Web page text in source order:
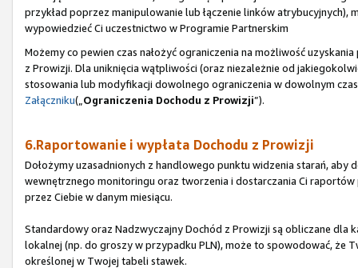
przykład poprzez manipulowanie lub łączenie linków
wypowiedzieć Ci uczestnictwo w Programie Partnerskim
Możemy co pewien czas nałożyć ograniczenia na możliwość
z Prowizji. Dla uniknięcia wątpliwości (oraz niezależnie od
stosowania lub modyfikacji dowolnego ograniczenia w dowolnym
Załączniku(„ Ograniczenia Dochodu z Prowizji”).
6.Raportowanie i wypłata Dochodu z Prowizji
Dołożymy uzasadnionych z handlowego punktu widzenia starań,
wewnętrznego monitoringu oraz tworzenia i dostarczania Ci
przez Ciebie w danym miesiącu.
Standardowy oraz Nadzwyczajny Dochód z Prowizji są obliczane
lokalnej (np. do groszy w przypadku PLN), może to spowodować, że
określonej w Twojej tabeli stawek.